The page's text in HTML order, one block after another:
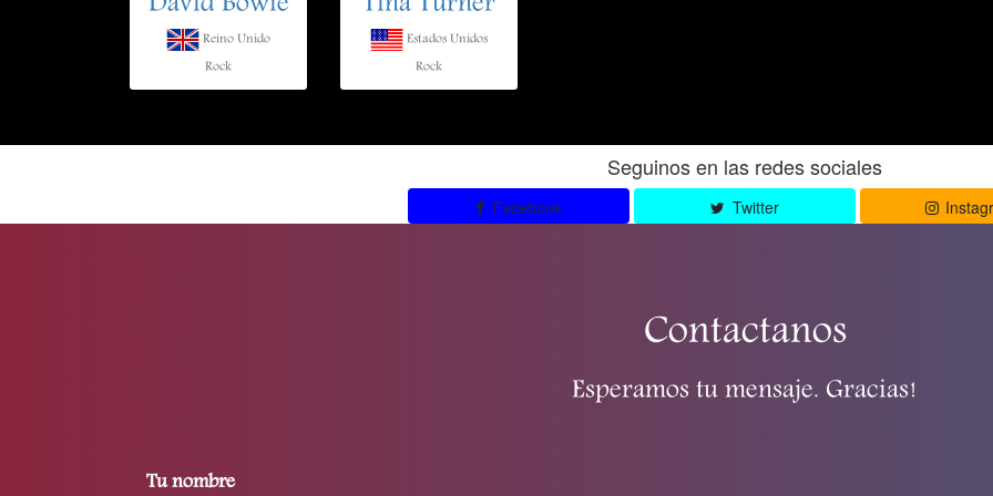
Reino Unido
Rock
Estados Unidos
Rock
Seguinos en las redes sociales
Facebook Twitter
Contactanos
Esperamos tu mensaje. Gracias!
Tu nombre